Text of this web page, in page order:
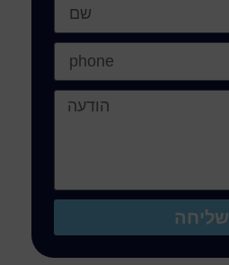
שליחה